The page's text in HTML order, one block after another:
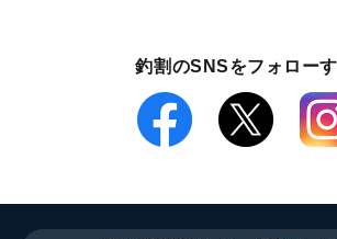
釣割のSNSをフォロー